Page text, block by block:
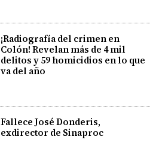
¡Radiografía del crimen en
Colón! Revelan más de 4 mil
delitos y 59 homicidios en lo que
va del año
Fallece José Donderis,
exdirector de Sinaproc